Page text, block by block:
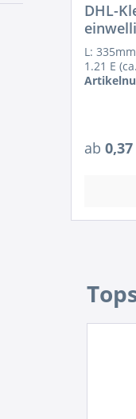
DHL-
L:
1.21 E
ab